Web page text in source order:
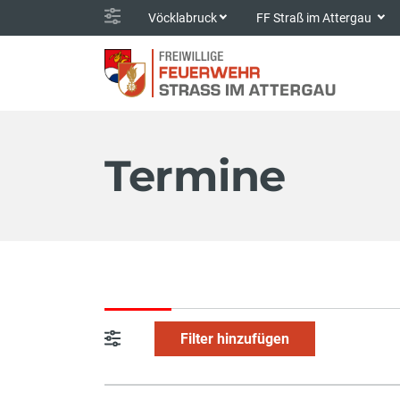
Vöcklabruck FF Straß im Attergau
Termine
Filter hinzufügen